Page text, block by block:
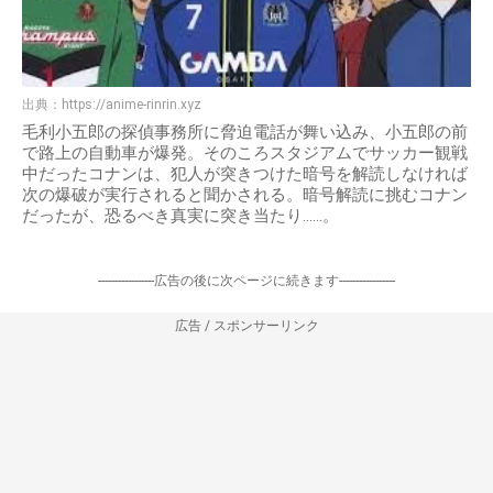
出典： https://anime-rinrin.xyz
毛利小五郎の探偵事務所に脅迫電話が舞い込み、小五郎の前
で路上の自動車が爆発。そのころスタジアムでサッカー観戦
中だったコナンは、犯人が突きつけた暗号を解読しなければ
次の爆破が実行されると聞かされる。暗号解読に挑むコナン
だったが、恐るべき真実に突き当たり……。
-----------------広告の後に次ページに続きます-----------------
広告 / スポンサーリンク